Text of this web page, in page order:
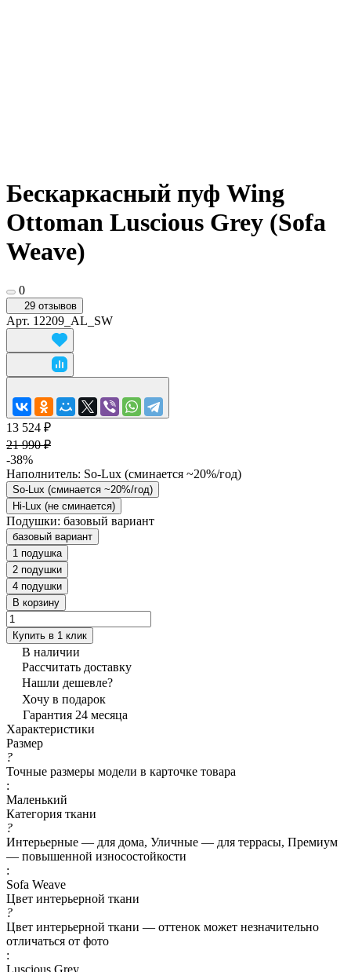
Бескаркасный пуф Wing
Ottoman Luscious Grey (Sofa
Weave)
0
29 отзывов
Арт. 12209_AL_SW
13 524 ₽
21 990 ₽
-38%
Наполнитель: So-Lux (cминается ~20%/год)
So-Lux (cминается ~20%/год)
Hi-Lux (не сминается)
Подушки: базовый вариант
базовый вариант
1 подушка
2 подушки
4 подушки
В корзину
Купить в 1 клик
В наличии
Рассчитать доставку
Нашли дешевле?
Хочу в подарок
Гарантия 24 месяца
Характеристики
Размер
?
Точные размеры модели в карточке товара
:
Маленький
Категория ткани
?
Интерьерные — для дома, Уличные — для террасы, Премиум
— повышенной износостойкости
:
Sofa Weave
Цвет интерьерной ткани
?
Цвет интерьерной ткани — оттенок может незначительно
отличаться от фото
:
Luscious Grey